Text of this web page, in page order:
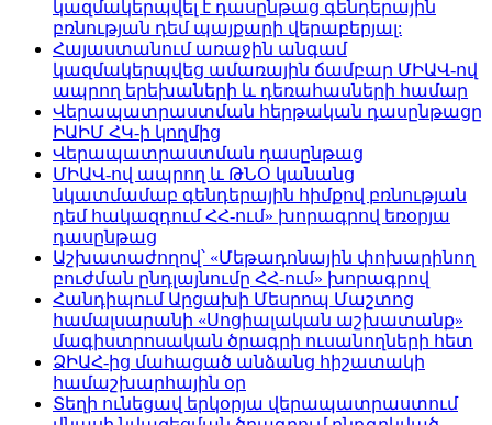
կազմակերպվել է դասընթաց գենդերային
բռնության դեմ պայքարի վերաբերյալ:
Հայաստանում առաջին անգամ
կազմակերպվեց ամառային ճամբար ՄԻԱՎ-ով
ապրող երեխաների և դեռահասների համար
Վերապատրաստման հերթական դասընթացը
ԻԱԻՄ ՀԿ-ի կողմից
Վերապատրաստման դասընթաց
ՄԻԱՎ-ով ապրող և ԹՆՕ կանանց
նկատմամաբ գենդերային հիմքով բռնության
դեմ հակազդում ՀՀ-ում» խորագրով եռօրյա
դասընթաց
Աշխատաժողով՝ «Մեթադոնային փոխարինող
բուժման ընդլայնումը ՀՀ-ում» խորագրով
Հանդիպում Արցախի Մեսրոպ Մաշտոց
համալսարանի «Սոցիալական աշխատանք»
մագիստրոսական ծրագրի ուսանողների հետ
ՁԻԱՀ-ից մահացած անձանց հիշատակի
համաշխարհային օր
Տեղի ունեցավ երկօրյա վերապատրաստում